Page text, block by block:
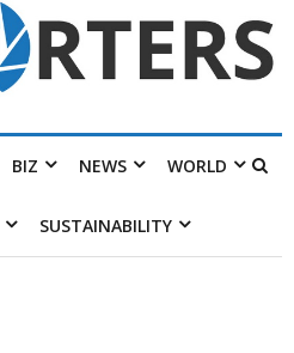
BIZ NEWS WORLD
SUSTAINABILITY